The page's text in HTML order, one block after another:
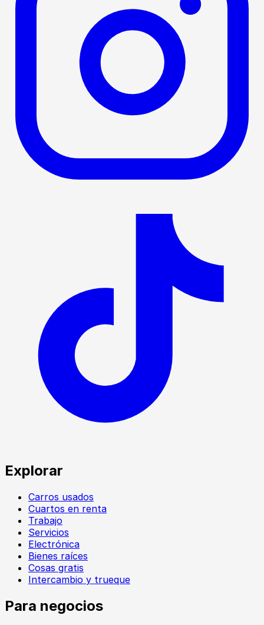
Explorar
Carros usados
Cuartos en renta
Trabajo
Servicios
Electrónica
Bienes raíces
Cosas gratis
Intercambio y trueque
Para negocios